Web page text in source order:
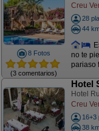
8 Fotos
(3 comentarios)
Creu
28
44
no te
pariaso
Hotel
Hotel
Creu
16+3
38